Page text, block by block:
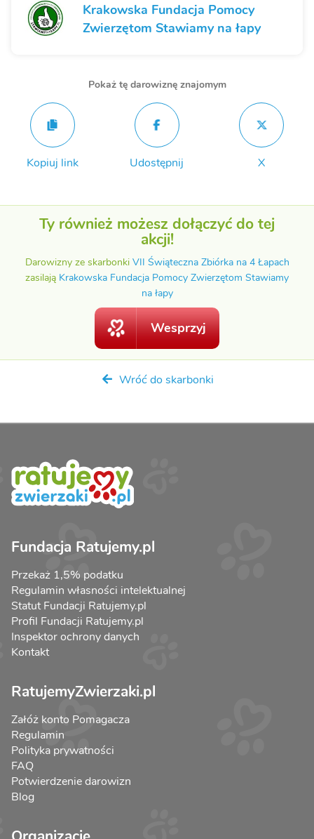
Krakowska Fundacja Pomocy
Zwierzętom Stawiamy na łapy
Pokaż tę darowiznę znajomym
Kopiuj link Udostępnij X
Ty również możesz dołączyć do tej
akcji!
Darowizny ze skarbonki VII Świąteczna Zbiórka na 4 Łapach
zasilają Krakowska Fundacja Pomocy Zwierzętom Stawiamy
na łapy
Wesprzyj
Wróć do skarbonki
Fundacja Ratujemy.pl
Przekaż 1,5% podatku
Regulamin własności intelektualnej
Statut Fundacji Ratujemy.pl
Profil Fundacji Ratujemy.pl
Inspektor ochrony danych
Kontakt
RatujemyZwierzaki.pl
Załóż konto Pomagacza
Regulamin
Polityka prywatności
FAQ
Potwierdzenie darowizn
Blog